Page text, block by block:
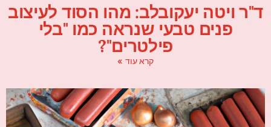
ד"ר ויטה יעקובלב: מהו הסוד לעיצוב
פנים טבעי שנראה כמו "בלי
פילטרים"?
קרא עוד »